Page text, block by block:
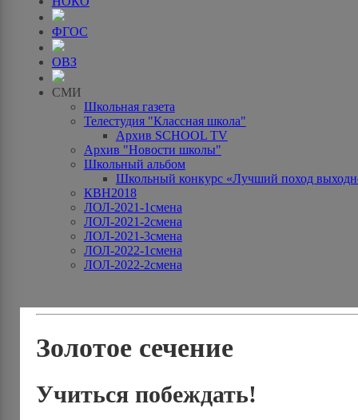
ФГОС
ОВЗ
СМИ
Школьная газета
Телестудия "Классная школа"
Архив SCHOOL TV
Архив "Новости школы"
Школьный альбом
Школьный конкурс «Лучший поход
КВН2018
ЛОЛ-2021-1смена
ЛОЛ-2021-2смена
ЛОЛ-2021-3смена
ЛОЛ-2022-1смена
ЛОЛ-2022-2смена
Золотое сечение
Учиться побеждать!